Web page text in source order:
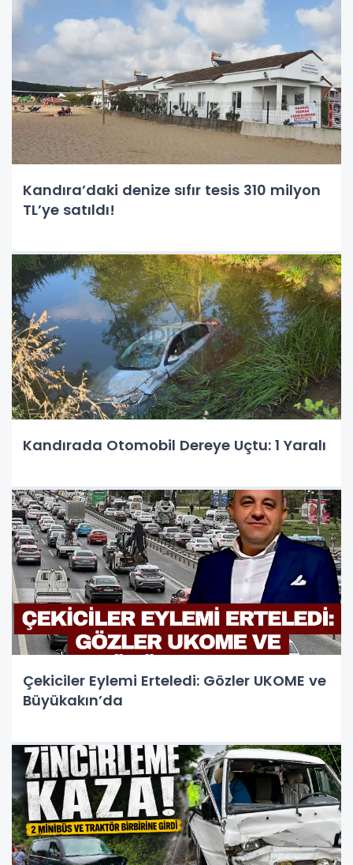
Kandıra’daki denize sıfır tesis 310 milyon
TL’ye satıldı!
Kandırada Otomobil Dereye Uçtu: 1 Yaralı
Çekiciler Eylemi Erteledi: Gözler UKOME ve
Büyükakın’da